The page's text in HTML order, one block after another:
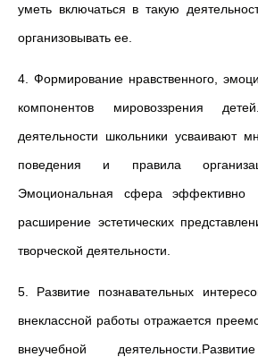
уметь включаться в такую
организовывать ее.
4. Формирование нравственного,
компонентов мировоззрения
деятельности школьники усваивают
поведения и правила
Эмоциональная сфера эффективно
расширение эс­тетических
творческой деятельности.
5. Развитие познавательных
вне­классной работы отражается
внеучебной